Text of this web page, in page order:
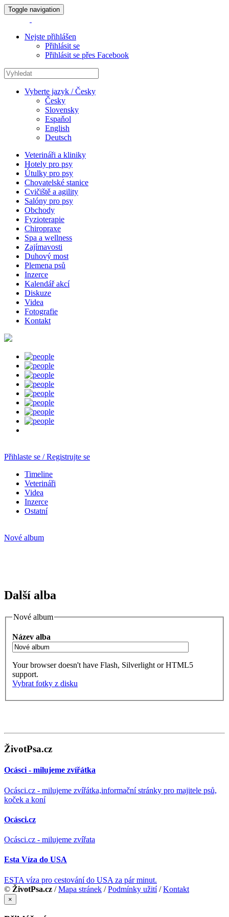
Toggle navigation
Nejste přihlášen
Přihlásit se
Přihlásit se přes Facebook
Vyberte jazyk / Česky
Česky
Slovensky
Espaňol
English
Deutsch
Veterináři a kliniky
Hotely pro psy
Útulky pro psy
Chovatelské stanice
Cvičiště a agility
Salóny pro psy
Obchody
Fyzioterapie
Chiropraxe
Spa a wellness
Zajímavosti
Duhový most
Plemena psů
Inzerce
Kalendář akcí
Diskuze
Videa
Fotografie
Kontakt
Přihlaste se / Registrujte se
Timeline
Veterináři
Videa
Inzerce
Ostatní
Nové album
Další alba
Nové album
Název alba
Your browser doesn't have Flash, Silverlight or HTML5
support.
Vybrat fotky z disku
ŽivotPsa.cz
Ocásci - milujeme zvířátka
Ocásci.cz - milujeme zvířátka,informační stránky pro majitele psů,
koček a koní
Ocásci.cz
Ocásci.cz - milujeme zvířata
Esta Víza do USA
ESTA víza pro cestování do USA za pár minut.
© ŽivotPsa.cz /Mapa stránek /Podmínky užití/Kontakt
×